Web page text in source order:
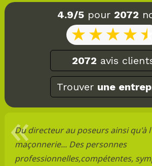
4.9/5pour 2072
2072 avis
Trouver une
Du directeur au poseurs ainsi qu'à
maçonnerie... Des personnes
professionnelles,compétentes,